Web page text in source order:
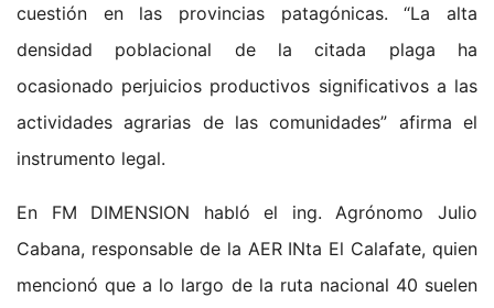
cuestión en las provincias patagónicas. “La alta
densidad poblacional de la citada plaga ha
ocasionado perjuicios productivos significativos a las
actividades agrarias de las comunidades” afirma el
instrumento legal.
En FM DIMENSION habló el ing. Agrónomo Julio
Cabana, responsable de la AER INta El Calafate, quien
mencionó que a lo largo de la ruta nacional 40 suelen